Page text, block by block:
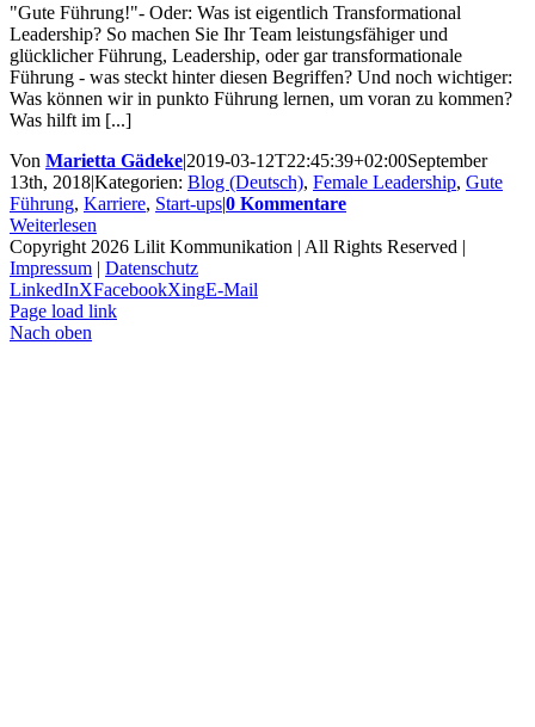
"Gute Führung!"- Oder: Was ist eigentlich Transformational
Leadership? So machen Sie Ihr Team leistungsfähiger und
glücklicher Führung, Leadership, oder gar transformationale
Führung - was steckt hinter diesen Begriffen? Und noch wichtiger:
Was können wir in punkto Führung lernen, um voran zu kommen?
Was hilft im [...]
Von Marietta Gädeke|2019-03-12T22:45:39+02:00September
13th, 2018|Kategorien: Blog (Deutsch), Female Leadership, Gute
Führung, Karriere, Start-ups|0 Kommentare
Weiterlesen
Copyright 2026 Lilit Kommunikation | All Rights Reserved |
Impressum | Datenschutz
LinkedInXFacebookXingE-Mail
Page load link
Nach oben